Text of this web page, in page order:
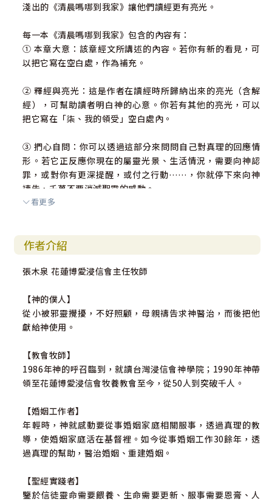
淺出的《清晨嗎哪到我家》讓他們讀經更有亮光。
每一本《清晨嗎哪到我家》包含的內容有：
① 本章大意：該章經文所講述的內容。若你有新的看見，可
以把它寫在空白處，作為補充。
② 釋經與亮光：這是作者在讀經時所歸納出來的亮光（含解
經），可幫助讀者明白神的心意。你若有其他的亮光，可以
把它寫在「柒、我的領受」空白處內。
③ 捫心自問：你可以透過這部分來問問自己對真理的回應情
形。若它正反應你現在的屬靈光景、生活情況，需要向神認
罪，或對你有更深提醒，或付之行動……，你就停下來向神
禱告，千萬不要消滅聖靈的感動。
心誠意地禱告，神必然垂聽。
⑤ 代禱事項：這些代禱事項是從該章經文所引發出來 的，你
禱告，你當求神擴大你的禱告視野，常常求神的國和義，為
別人、教會、所住城市及國家社會的需要代禱，使你成為一
個被神所祝福的人。
⑥ 每日金句：你可以從每天所讀的經文中，挑出一段或一
節、一句話，成為你今天的座右銘，把它寫在空白處，而後
讀它、背它、默想它，使它成為你今天的幫助。
⑦ 我的領受(我的行動)：在整個學習過程中，除了《清晨嗎
哪到我家》所提供的資料外，你還有其他的領受，可以把它
放在這個位置，不斷提醒自己，使生命得著更新。或是你讀
了這章經文後，挑戰自己所要採取的行動（至少一項）。
看更多
作者介紹
張木泉 花蓮博愛浸信會主任牧師
【神的僕人】
從小被邪靈攪擾，不好照顧，母親禱告求神醫治，而後把他
獻給神使用。
【教會牧師】
1986年神的呼召臨到，就讀台灣浸信會神學院；1990年神帶
領至花蓮博愛浸信會牧養教會至今，從50人到突破千人。
【婚姻工作者】
年輕時，神就感動要從事婚姻家庭相關服事，透過真理的教
導，使婚姻家庭活在基督裡。如今從事婚姻工作30餘年，透
過真理的幫助，醫治婚姻、重建婚姻。
【聖經實踐者】
鑒於信徒靈命需要餵養、生命需要更新、服事需要恩膏、人